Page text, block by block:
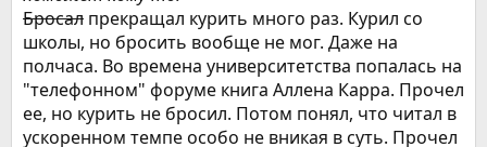
Бросал прекращал курить много раз. Курил со
школы, но бросить вообще не мог. Даже на
полчаса. Во времена университетства попалась на
"телефонном" форуме книга Аллена Карра. Прочел
ее, но курить не бросил. Потом понял, что читал в
ускоренном темпе особо не вникая в суть. Прочел